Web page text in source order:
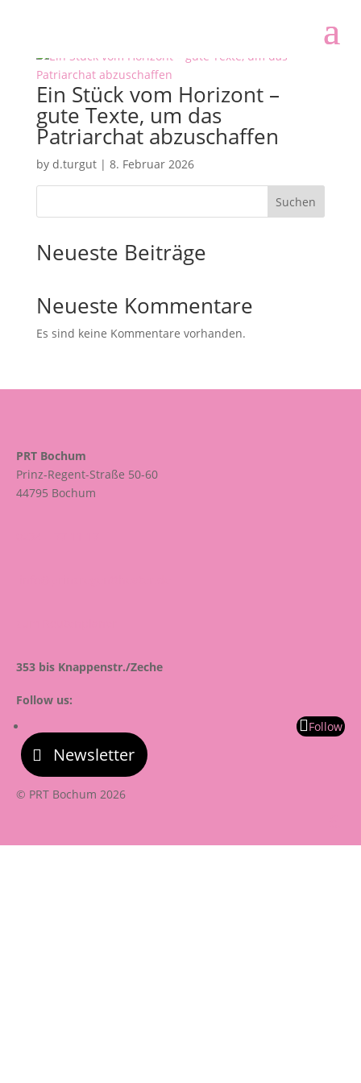
Ein Stück vom Horizont –
gute Texte, um das
Patriarchat abzuschaffen
by d.turgut| 8. Februar 2026
Suchen
Neueste Beiträge
Neueste Kommentare
Es sind keine Kommentare vorhanden.
PRT Bochum
Prinz-Regent-Straße 50-60
44795 Bochum
353 bis Knappenstr./Zeche
Follow us:
Follow
Newsletter
© PRT Bochum 2026